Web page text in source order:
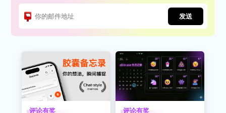
发送
评论有奖 评论有奖